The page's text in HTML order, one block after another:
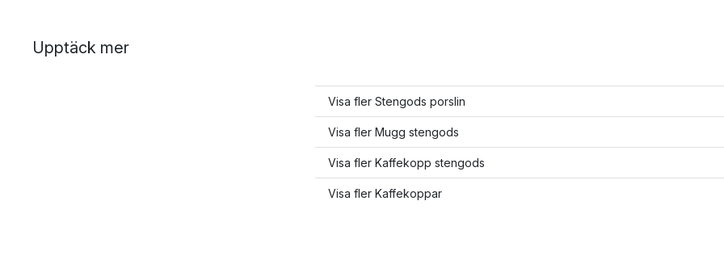
Upptäck mer
Visa fler Stengods porslin
Visa fler Mugg stengods
Visa fler Kaffekopp stengods
Visa fler Kaffekoppar